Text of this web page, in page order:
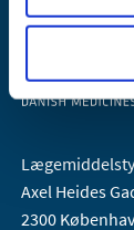
Axel Heides
2300